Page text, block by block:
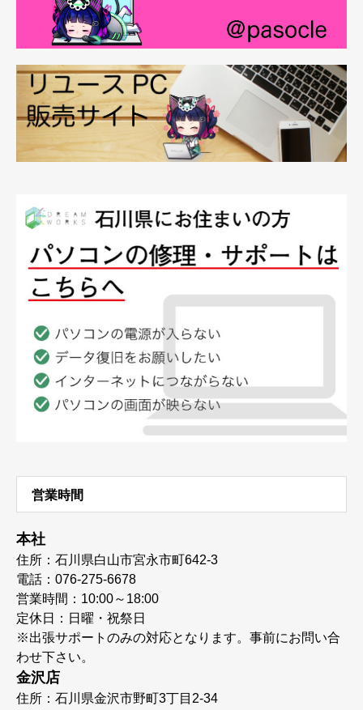
営業時間
本社
住所：石川県白山市宮永市町642-3
電話：076-275-6678
営業時間：10:00～18:00
定休日：日曜・祝祭日
※出張サポートのみの対応となります。事前にお問い合
わせ下さい。
金沢店
住所：石川県金沢市野町3丁目2-34